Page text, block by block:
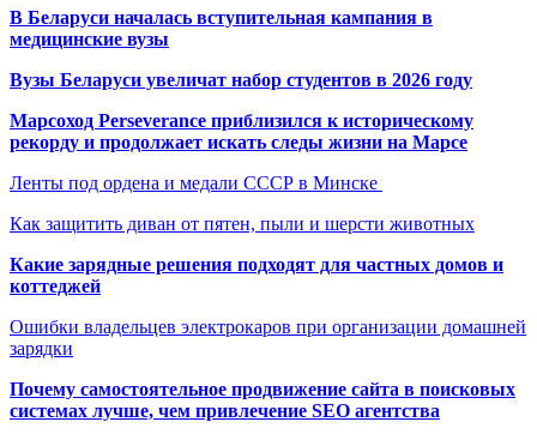
В Беларуси началась вступительная кампания в
медицинские вузы
Вузы Беларуси увеличат набор студентов в 2026 году
Марсоход Perseverance приблизился к историческому
рекорду и продолжает искать следы жизни на Марсе
Ленты под ордена и медали СССР в Минске
Как защитить диван от пятен, пыли и шерсти животных
Какие зарядные решения подходят для частных домов и
коттеджей
Ошибки владельцев электрокаров при организации домашней
зарядки
Почему самостоятельное продвижение сайта в поисковых
системах лучше, чем привлечение SEO агентства